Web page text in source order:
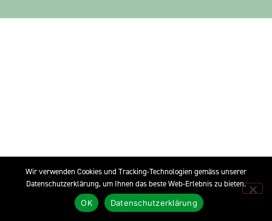
Wir verwenden Cookies und Tracking-Technologien gemäss unserer
Datenschutzerklärung, um Ihnen das beste Web-Erlebnis zu bieten.
OK Datenschutzerklärung